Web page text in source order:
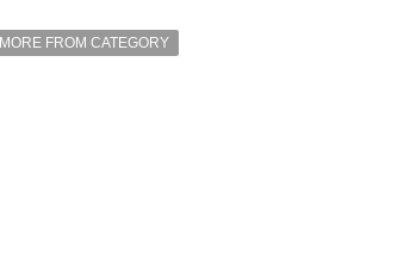
MORE FROM CATEGORY